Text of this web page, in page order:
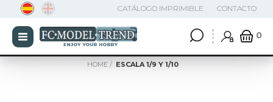
0
CATÁLOGO IMPRIMIBLE CONTACTO
HOME ESCALA 1/9 Y 1/10